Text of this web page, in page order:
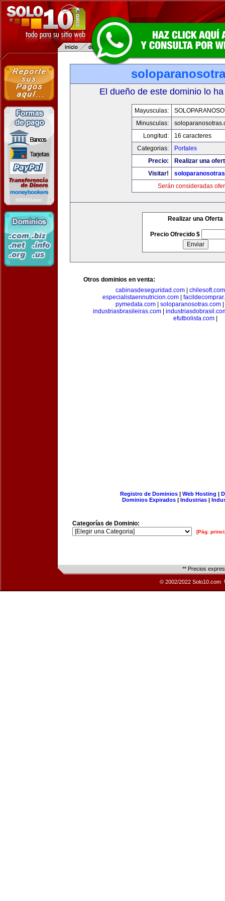
El dueño de este dominio lo
Mayusculas:
Minusculas:
Longitud:
16 caracteres
Categorias:
Portales
Precio:
Realizar una
Visitar!
Serán consideradas
Realizar una Oferta
Precio Ofrecido $
Otros dominios en venta:
cabinasdeseguridad.com| chilesoft.com
especialistaennutricion.com|
pymedata.com
soloparanosotras.com
industriasbrasileiras.com|
efutbolista.com
Registro de Dominios| Web Hosting |
Dominios Expirados | Industrias |
Categorías de Dominio:
[Pág.
** Precios
© 2002/2022 Solo10.com